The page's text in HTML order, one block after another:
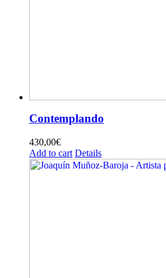
Contemplando
430,00€
Add to cart Details